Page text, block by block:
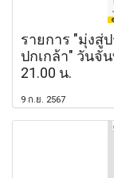
รายการ "มุ่งสู่
ปกเกล้า" วันจั
21.00 น.
9 ก.ย. 2567